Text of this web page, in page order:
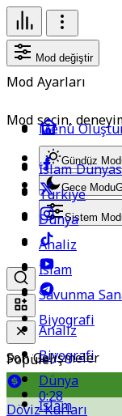
Mod değiştir
Mod Ayarları
Mod seçin,
Gündüz
Gece Modu
Sistem
Popüler
Döviz Kurları
Menü
Analiz
Biyografi
Dünya
İslam
İslam
Türkiye
Dünya
Analiz
İslam
Savunma
Biyografi
Son Gelişmeler
0:28